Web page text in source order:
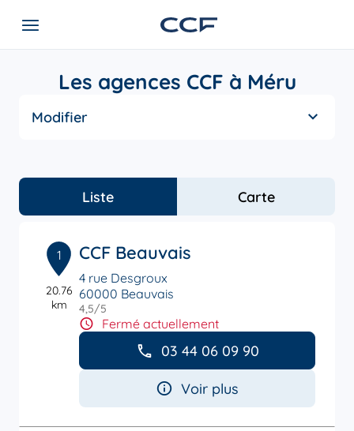
Les agences CCF à Méru
Modifier
Liste Carte
1
20.76
km
CCF Beauvais
4 rue Desgroux
60000 Beauvais
4,5/5
Fermé actuellement
03 44 06 09 90
Voir plus